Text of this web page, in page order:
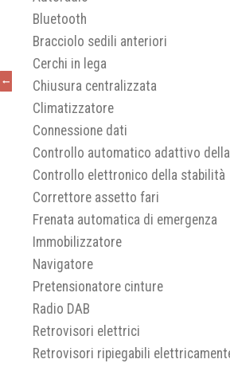
Bluetooth
Bracciolo sedili anteriori
Cerchi in lega
Chiusura centralizzata
Climatizzatore
Connessione dati
Controllo automatico adattivo
Controllo elettronico della stabilità
Correttore assetto fari
Frenata automatica di emergenza
Immobilizzatore
Navigatore
Pretensionatore cinture
Radio DAB
Retrovisori elettrici
Retrovisori ripiegabili